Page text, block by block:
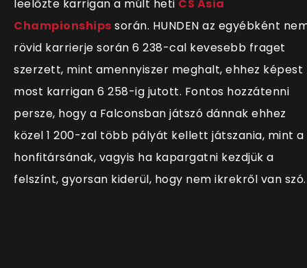
leelőzte karrigan a múlt heti CS Asia
Championships során. HUNDEN az egyébként
rövid karrierje során 6 238-cal kevesebb fraget
szerzett, mint amennyiszer meghalt, ehhez képest
most karrigan 6 258-ig jutott. Fontos hozzátenni
persze, hogy a Falconsban játszó dánnak ehhez
közel 1 200-zal több pályát kellett játszania, mint a
honfitársának, vagyis ha kapargatni kezdjük a
felszínt, gyorsan kiderül, hogy nem ikrekről van szó.